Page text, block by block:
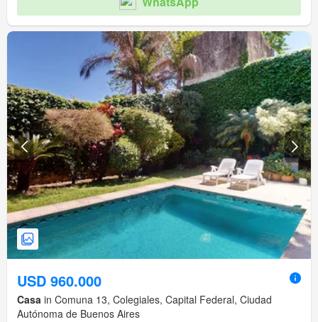
USD 960.000
Casa in Comuna 13, Colegiales, Capital Federal, Ciudad
Autónoma de Buenos Aires